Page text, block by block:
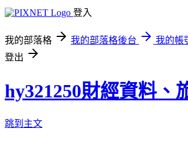
登入
我的部落格 我的部落格後台
我的帳
登出
hy321250財經資料、
跳到主文